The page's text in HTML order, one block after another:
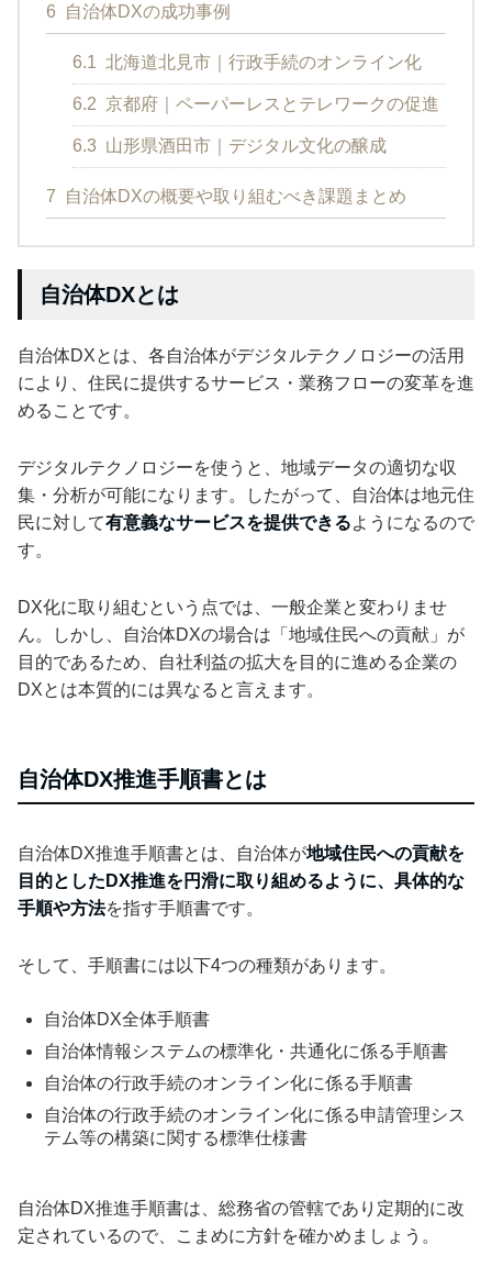
6 自治体DXの成功事例
6.1 北海道北見市｜行政手続のオンライン化
6.2 京都府｜ペーパーレスとテレワークの促進
6.3 山形県酒田市｜デジタル文化の醸成
7 自治体DXの概要や取り組むべき課題まとめ
自治体DXとは
自治体DXとは、各自治体がデジタルテクノロジーの活用
により、住民に提供するサービス・業務フローの変革を進
めることです。
デジタルテクノロジーを使うと、地域データの適切な収
集・分析が可能になります。したがって、自治体は地元住
民に対して有意義なサービスを提供できるようになるので
す。
DX化に取り組むという点では、一般企業と変わりませ
ん。しかし、自治体DXの場合は「地域住民への貢献」が
目的であるため、自社利益の拡大を目的に進める企業の
DXとは本質的には異なると言えます。
自治体DX推進手順書とは
自治体DX推進手順書とは、自治体が地域住民への貢献を
目的としたDX推進を円滑に取り組めるように、具体的な
手順や方法を指す手順書です。
そして、手順書には以下4つの種類があります。
自治体DX全体手順書
自治体情報システムの標準化・共通化に係る手順書
自治体の行政手続のオンライン化に係る手順書
自治体の行政手続のオンライン化に係る申請管理シス
テム等の構築に関する標準仕様書
自治体DX推進手順書は、総務省の管轄であり定期的に改
定されているので、こまめに方針を確かめましょう。